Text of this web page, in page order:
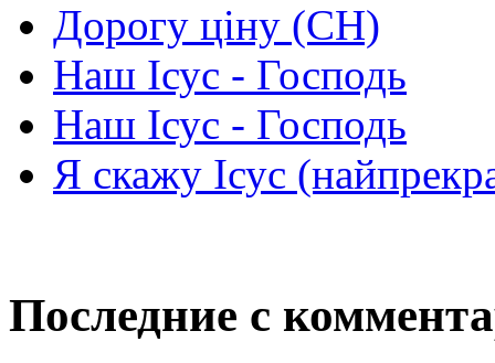
Дорогу ціну (СН)
Наш Ісус - Господь
Наш Ісус - Господь
Я скажу Ісус
Последние с